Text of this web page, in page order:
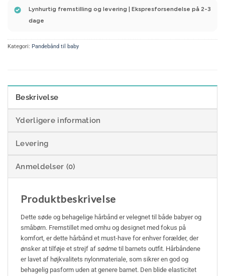
Lynhurtig fremstilling og levering | Ekspresforsendelse på 2-3
dage
Kategori: Pandebånd til baby
Beskrivelse
Yderligere information
Levering
Anmeldelser (0)
Produktbeskrivelse
Dette søde og behagelige hårbånd er velegnet til både babyer og
småbørn. Fremstillet med omhu og designet med fokus på
komfort, er dette hårbånd et must-have for enhver forælder, der
ønsker at tilføje et strejf af sødme til barnets outfit. Hårbåndene
er lavet af højkvalitets nylonmateriale, som sikrer en god og
behagelig pasform uden at genere barnet. Den blide elasticitet